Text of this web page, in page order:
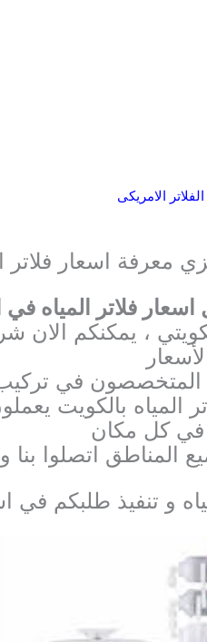
الامريكى
معرفة اسعار فلاتر
اسعار فلاتر المياه
، يمكنكم الان
في تركيب
بالكويت
في كل مكان
المناطق اتصلوا
و تنفيذ طلبكم